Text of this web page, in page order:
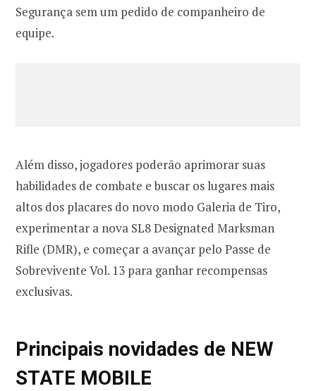
Segurança sem um pedido de companheiro de
equipe.
Além disso, jogadores poderão aprimorar suas
habilidades de combate e buscar os lugares mais
altos dos placares do novo modo Galeria de Tiro,
experimentar a nova SL8 Designated Marksman
Rifle (DMR), e começar a avançar pelo Passe de
Sobrevivente Vol. 13 para ganhar recompensas
exclusivas.
Principais novidades de NEW
STATE MOBILE